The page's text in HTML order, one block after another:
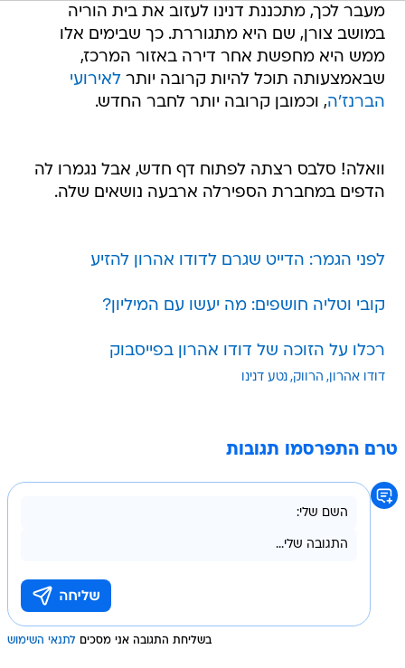
מעבר לכך, מתכננת דנינו לעזוב את בית הוריה
במושב צורן, שם היא מתגוררת. כך שבימים אלו
ממש היא מחפשת אחר דירה באזור המרכז,
שבאמצעותה תוכל להיות קרובה יותרלאירועי
הברנז'ה, וכמובן קרובה יותר לחבר החדש.
וואלה! סלבס רצתה לפתוח דף חדש, אבל נגמרו לה
הדפים במחברת הספירלה ארבעה נושאים שלה.
לפני הגמר: הדייט שגרם לדודו אהרון להזיע
קובי וטליה חושפים: מה יעשו עם המיליון?
רכלו על הזוכה של דודו אהרון בפייסבוק
דודו אהרון הרווק נטע דנינו
טרם התפרסמו תגובות
בשליחת התגובה אני מסכים לתנאי השימוש